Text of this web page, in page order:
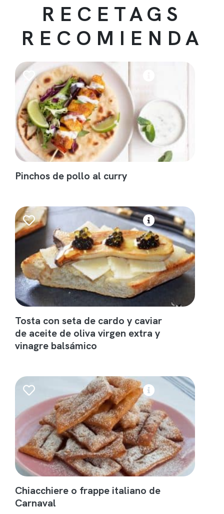
RECETAGS
RECOMIENDA
Pinchos de pollo al curry
Tosta con seta de cardo y caviar
de aceite de oliva virgen extra y
vinagre balsámico
Chiacchiere o frappe italiano de
Carnaval